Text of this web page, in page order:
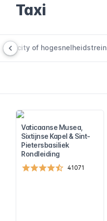
Taxi
Intercity of hogesnelheidstrein
Vaticaanse Musea,
Sixtijnse Kapel & Sint-
Pietersbasiliek
Rondleiding
41071